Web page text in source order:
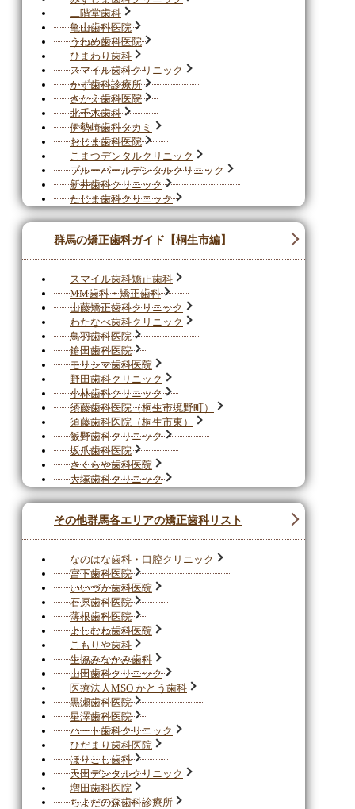
二階堂歯科
亀山歯科医院
うねめ歯科医院
ひまわり歯科
スマイル歯科クリニック
かず歯科診療所
さかえ歯科医院
北千木歯科
伊勢崎歯科タカミ
おじま歯科医院
こまつデンタルクリニック
ブルーパールデンタルクリニック
新井歯科クリニック
たじま歯科クリニック
群馬の矯正歯科ガイド【桐生市編】
スマイル歯科矯正歯科
MM歯科・矯正歯科
山藤矯正歯科クリニック
わたなべ歯科クリニック
鳥羽歯科医院
鎗田歯科医院
モリシマ歯科医院
野田歯科クリニック
小林歯科クリニック
須藤歯科医院（桐生市境野町）
須藤歯科医院（桐生市東）
飯野歯科クリニック
坂爪歯科医院
さくらや歯科医院
大塚歯科クリニック
その他群馬各エリアの矯正歯科リスト
なのはな歯科・口腔クリニック
宮下歯科医院
いいづか歯科医院
石原歯科医院
薄根歯科医院
よしむね歯科医院
こもりや歯科
生協みなかみ歯科
山田歯科クリニック
医療法人MSO かとう歯科
黒瀬歯科医院
星澤歯科医院
ハート歯科クリニック
ひだまり歯科医院
ほりこし歯科
天田デンタルクリニック
増田歯科医院
ちよだの森歯科診療所